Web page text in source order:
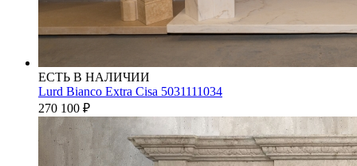
ЕСТЬ В НАЛИЧИИ
Lurd Bianco Extra Cisa 5031111034
270 100 ₽